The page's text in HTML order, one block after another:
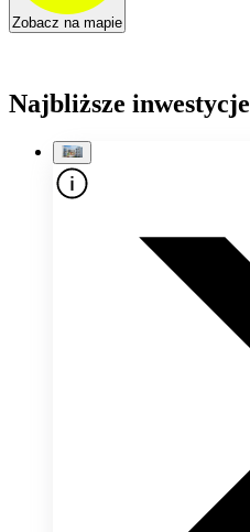
Zobacz na mapie
Najbliższe inwestycje